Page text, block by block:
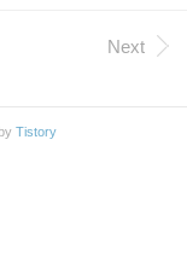
다
. 한권
Next
Tistory